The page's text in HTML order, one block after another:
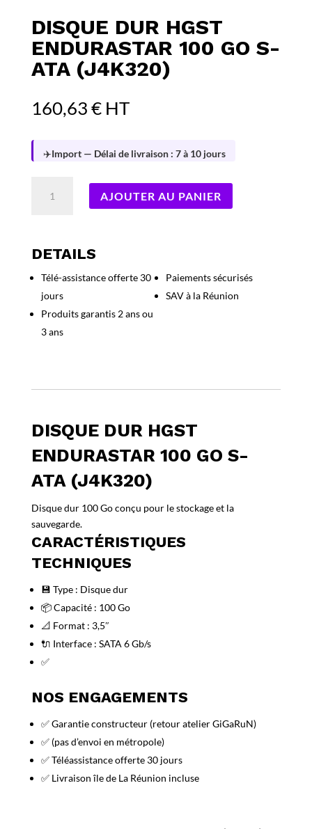
DISQUE DUR HGST
ENDURASTAR 100 GO S-
ATA (J4K320)
160,63€ HT
✈️Import — Délai de livraison : 7 à 10 jours
HGST
100
Go
S-
ATA
AJOUTER AU PANIER
DETAILS
Télé-assistance offerte 30
jours
Produits garantis 2 ans ou
3 ans
Paiements sécurisés
SAV à la Réunion
DISQUE DUR HGST
ENDURASTAR 100 GO S-
ATA (J4K320)
Disque dur 100 Go conçu pour le stockage et la
sauvegarde.
CARACTÉRISTIQUES
TECHNIQUES
💾 Type : Disque dur
📦 Capacité : 100 Go
📐 Format : 3,5″
🔌 Interface : SATA 6 Gb/s
✅
NOS ENGAGEMENTS
✅ Garantie constructeur (retour atelier GiGaRuN)
✅ (pas d’envoi en métropole)
✅ Téléassistance offerte 30 jours
✅ Livraison île de La Réunion incluse